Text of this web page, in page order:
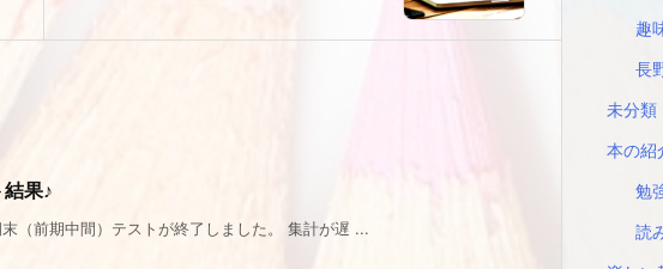
果♪
（前期中間）テストが終了しました。 集計が遅 ...
趣
長
未分類
本の紹
勉
読